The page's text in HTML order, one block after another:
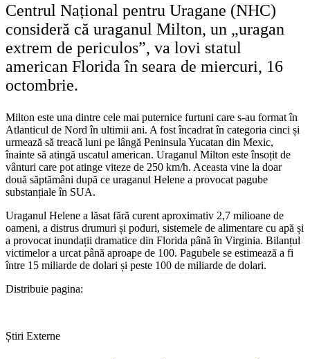
Centrul Național pentru Uragane (NHC)
consideră că uraganul Milton, un „uragan
extrem de periculos”, va lovi statul
american Florida în seara de miercuri, 16
octombrie.
Milton este una dintre cele mai puternice furtuni care s-au format în
Atlanticul de Nord în ultimii ani. A fost încadrat în categoria cinci și
urmează să treacă luni pe lângă Peninsula Yucatan din Mexic,
înainte să atingă uscatul american. Uraganul Milton este însoțit de
vânturi care pot atinge viteze de 250 km/h. Aceasta vine la doar
două săptămâni după ce uraganul Helene a provocat pagube
substanțiale în SUA.
Uraganul Helene a lăsat fără curent aproximativ 2,7 milioane de
oameni, a distrus drumuri și poduri, sistemele de alimentare cu apă și
a provocat inundații dramatice din Florida până în Virginia. Bilanțul
victimelor a urcat până aproape de 100. Pagubele se estimează a fi
între 15 miliarde de dolari și peste 100 de miliarde de dolari.
Distribuie pagina:
Știri Externe